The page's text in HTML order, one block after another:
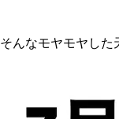
そんなモヤモヤした